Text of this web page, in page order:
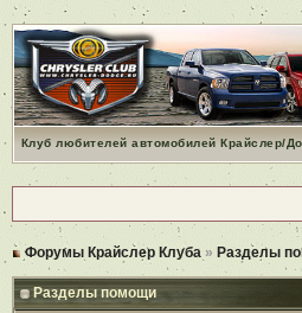
Клуб любителей автомобилей Крайслер/
Форумы Крайслер Клуба » Разделы
Разделы помощи